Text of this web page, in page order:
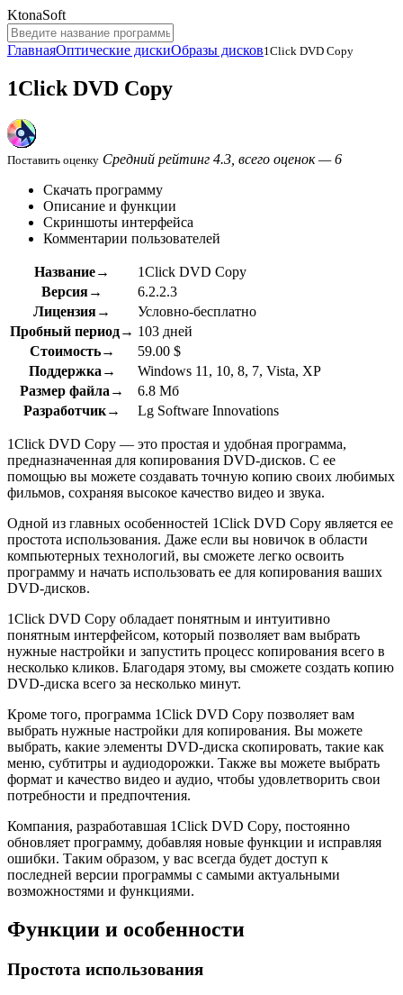
KtonaSoft
ГлавнаяОптические дискиОбразы дисков1Click DVD Copy
1Click DVD Copy
Поставить оценку Средний рейтинг 4.3, всего оценок — 6
Скачать программу
Описание и функции
Скриншоты интерфейса
Комментарии пользователей
Название→
1Click DVD Copy
Версия→
6.2.2.3
Лицензия→
Условно-бесплатно
Пробный период→ 103 дней
Стоимость→
59.00 $
Поддержка→
Windows 11, 10, 8, 7, Vista, XP
Размер файла→
6.8 Мб
Разработчик→
Lg Software Innovations
1Click DVD Copy — это простая и удобная программа,
предназначенная для копирования DVD-дисков. С ее
помощью вы можете создавать точную копию своих любимых
фильмов, сохраняя высокое качество видео и звука.
Одной из главных особенностей 1Click DVD Copy является ее
простота использования. Даже если вы новичок в области
компьютерных технологий, вы сможете легко освоить
программу и начать использовать ее для копирования ваших
DVD-дисков.
1Click DVD Copy обладает понятным и интуитивно
понятным интерфейсом, который позволяет вам выбрать
нужные настройки и запустить процесс копирования всего в
несколько кликов. Благодаря этому, вы сможете создать копию
DVD-диска всего за несколько минут.
Кроме того, программа 1Click DVD Copy позволяет вам
выбрать нужные настройки для копирования. Вы можете
выбрать, какие элементы DVD-диска скопировать, такие как
меню, субтитры и аудиодорожки. Также вы можете выбрать
формат и качество видео и аудио, чтобы удовлетворить свои
потребности и предпочтения.
Компания, разработавшая 1Click DVD Copy, постоянно
обновляет программу, добавляя новые функции и исправляя
ошибки. Таким образом, у вас всегда будет доступ к
последней версии программы с самыми актуальными
возможностями и функциями.
Функции и особенности
Простота использования